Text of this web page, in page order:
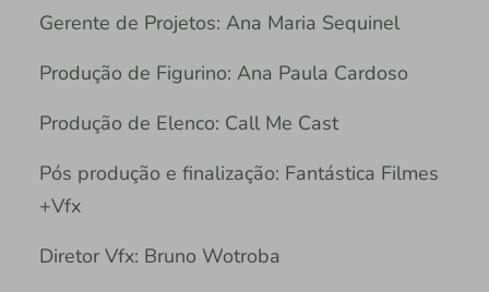
Gerente de Projetos: Ana Maria Sequinel
Produção de Figurino: Ana Paula Cardoso
Produção de Elenco: Call Me Cast
Pós produção e finalização: Fantástica Filmes
+Vfx
Diretor Vfx: Bruno Wotroba